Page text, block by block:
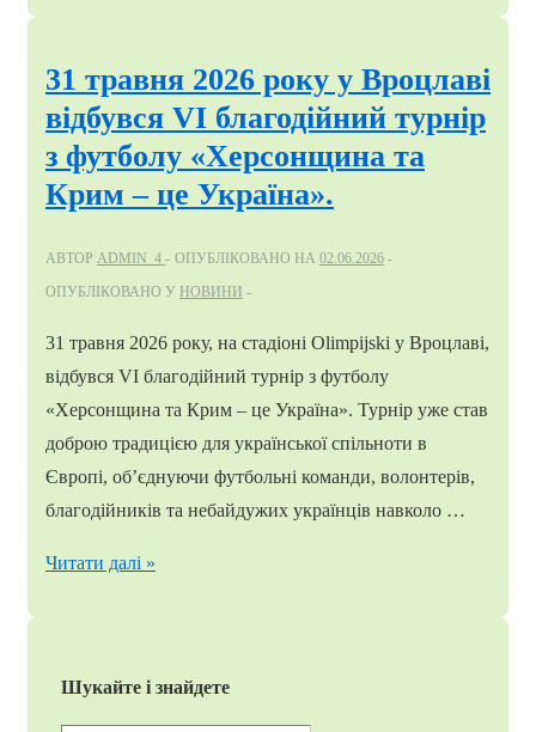
відзначає
голова
Херсонської
обласної
футболу
Сергій
31 травня 2026 року у Вроцлаві
відбувся VI благодійний турнір
з футболу «Херсонщина та
Крим – це Україна».
АВТОР ADMIN_4 ОПУБЛІКОВАНО НА 02.06.2026
ОПУБЛІКОВАНО У НОВИНИ
31 травня 2026 року, на стадіоні Olimpijski у Вроцлаві,
відбувся VI благодійний турнір з футболу
«Херсонщина та Крим – це Україна». Турнір уже став
доброю традицією для української спільноти в
Європі, об’єднуючи футбольні команди, волонтерів,
благодійників та небайдужих українців навколо …
31
Читати далі »
Шукайте і знайдете